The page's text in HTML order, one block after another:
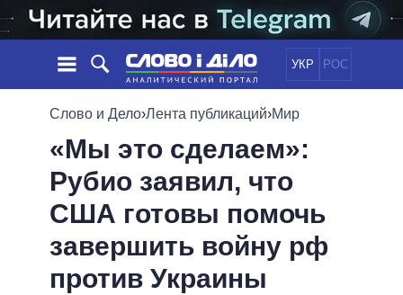
УКР РОС
НОВОСТИ
ЛЕНТА
СОБЫТИЯ
СТАТЬИ
ОБЗОРЫ
ДАЙДЖЕСТЫ
ПОЛИТИКА
ЭКОНОМИКА
ОБЩЕСТВО
МИР
ОБЕЩАНИЯ
ПОЛИТИКИ
ПРЕЗИДЕНТ И ОФИС
ВЕРХОВНАЯ РАДА
ИНФОГРАФИКА
ВИДЕО
Слово и Дело›Лента публикаций›Мир
«Мы это сделаем»:
Рубио заявил, что
США готовы помочь
завершить войну рф
против Украины